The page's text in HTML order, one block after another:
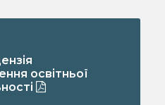
освітньої